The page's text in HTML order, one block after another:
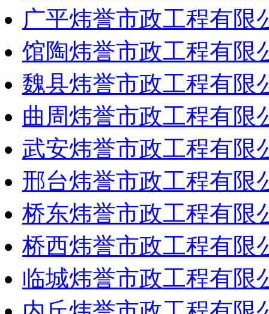
广平炜誉市政工程有限
馆陶炜誉市政工程有限
魏县炜誉市政工程有限
曲周炜誉市政工程有限
武安炜誉市政工程有限
邢台炜誉市政工程有限
桥东炜誉市政工程有限
桥西炜誉市政工程有限
临城炜誉市政工程有限